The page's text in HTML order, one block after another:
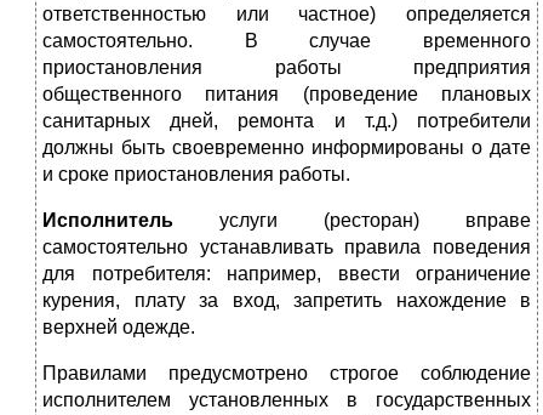
ответственностью или частное) определяется
самостоятельно. В случае временного
приостановления работы предприятия
общественного питания (проведение плановых
санитарных дней, ремонта и т.д.) потребители
должны быть своевременно информированы о дате
и сроке приостановления работы.
Исполнитель услуги (ресторан) вправе
самостоятельно устанавливать правила поведения
для потребителя: например, ввести ограничение
курения, плату за вход, запретить нахождение в
верхней одежде.
Правилами предусмотрено строгое соблюдение
исполнителем установленных в государственных